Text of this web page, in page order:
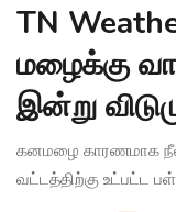
TN
மழைக்கு
இன்று
கனமழை காரணமாக
வட்டத்திற்கு உட்பட்ட